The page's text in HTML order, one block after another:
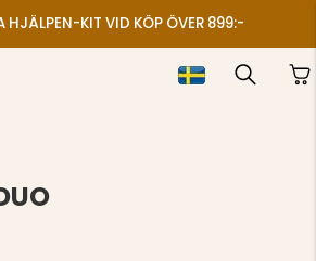
HJÄLPEN-KIT VID KÖP ÖVER 899:-